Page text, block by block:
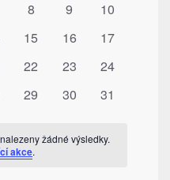
0
8
0
9
0
10
0
15
0
16
0
17
0
22
0
23
0
24
0
29
0
30
0
31
žádné výsledky.
akce.